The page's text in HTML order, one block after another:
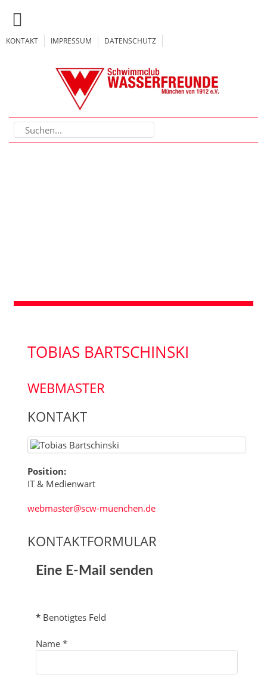
KONTAKT IMPRESSUM DATENSCHUTZ
TOBIAS BARTSCHINSKI
WEBMASTER
KONTAKT
Position:
IT & Medienwart
E-Mail:
webmaster@scw-muenchen.de
KONTAKTFORMULAR
Eine E-Mail senden
* Benötigtes Feld
Name *